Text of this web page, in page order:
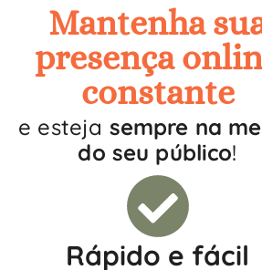
Mantenha
presença
constante
e esteja sempre na
do seu público!
Rápido e fácil